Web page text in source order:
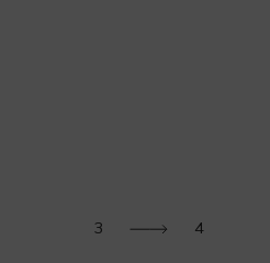
3 4